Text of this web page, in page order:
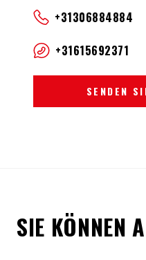
+31306884884
+31615692371
SENDEN
SIE KÖNNEN